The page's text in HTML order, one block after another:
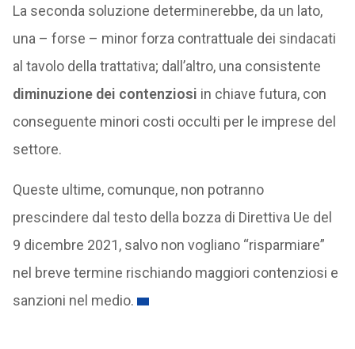
La seconda soluzione determinerebbe, da un lato,
una – forse – minor forza contrattuale dei sindacati
al tavolo della trattativa; dall’altro, una consistente
diminuzione dei contenziosi in chiave futura, con
conseguente minori costi occulti per le imprese del
settore.
Queste ultime, comunque, non potranno
prescindere dal testo della bozza di Direttiva Ue del
9 dicembre 2021, salvo non vogliano “risparmiare”
nel breve termine rischiando maggiori contenziosi e
sanzioni nel medio.